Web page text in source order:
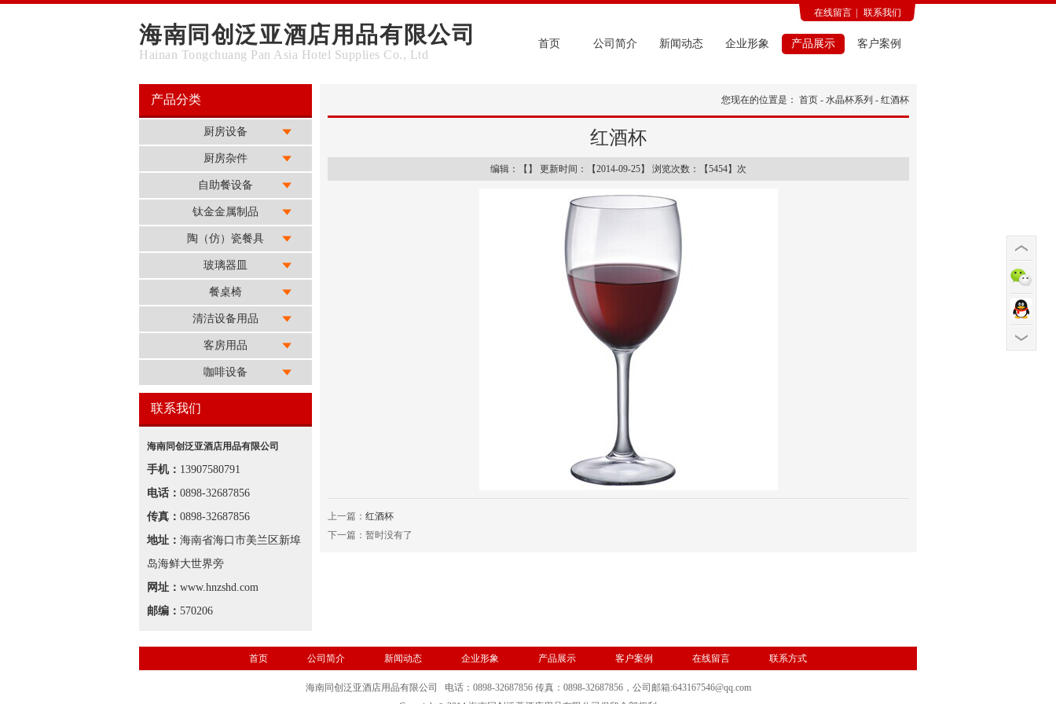
海南同创泛亚酒店用品有限公司
Hainan Tongchuang Pan Asia Hotel Supplies Co., Ltd
首页 公司简介 新闻动态 企业形象 产品展示 客户案例
在线留言 联系我们
产品分类
厨房设备
厨房杂件
自助餐设备
钛金金属制品
陶（仿）瓷餐具
玻璃器皿
餐桌椅
清洁设备用品
客房用品
咖啡设备
联系我们
海南同创泛亚酒店用品有限公司
手机： 13907580791
电话： 0898-32687856
传真： 0898-32687856
地址： 海南省海口市美兰区新埠
岛海鲜大世界旁
网址： www.hnzshd.com
邮编： 570206
您现在的位置是： 首页 - 水晶杯系列 - 红酒杯
红酒杯
编辑：【】 更新时间：【2014-09-25】 浏览次数：【5454】次
上一篇： 红酒杯
下一篇：暂时没有了
首页 公司简介 新闻动态 企业形象 产品展示 客户案例 在线留言 联系方式
海南同创泛亚酒店用品有限公司 电话：0898-32687856 传真：0898-32687856，公司邮箱:643167546@qq.com